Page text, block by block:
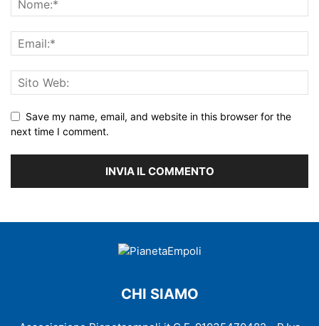
Save my name, email, and website in this browser for the
next time I comment.
CHI SIAMO